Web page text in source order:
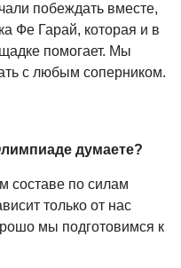
побеждать вместе,
Фе Гарай, которая и в
помогает. Мы
с любым соперником.
думаете?
составе по силам
только от нас
мы подготовимся к